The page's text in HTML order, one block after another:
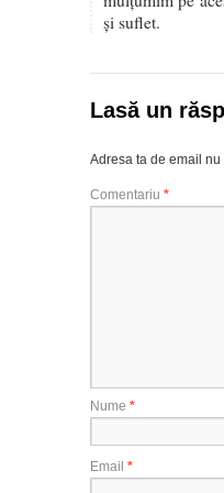
şi suflet.
Lasă un
Adresa ta de email
Comentariu *
Nume *
Email *